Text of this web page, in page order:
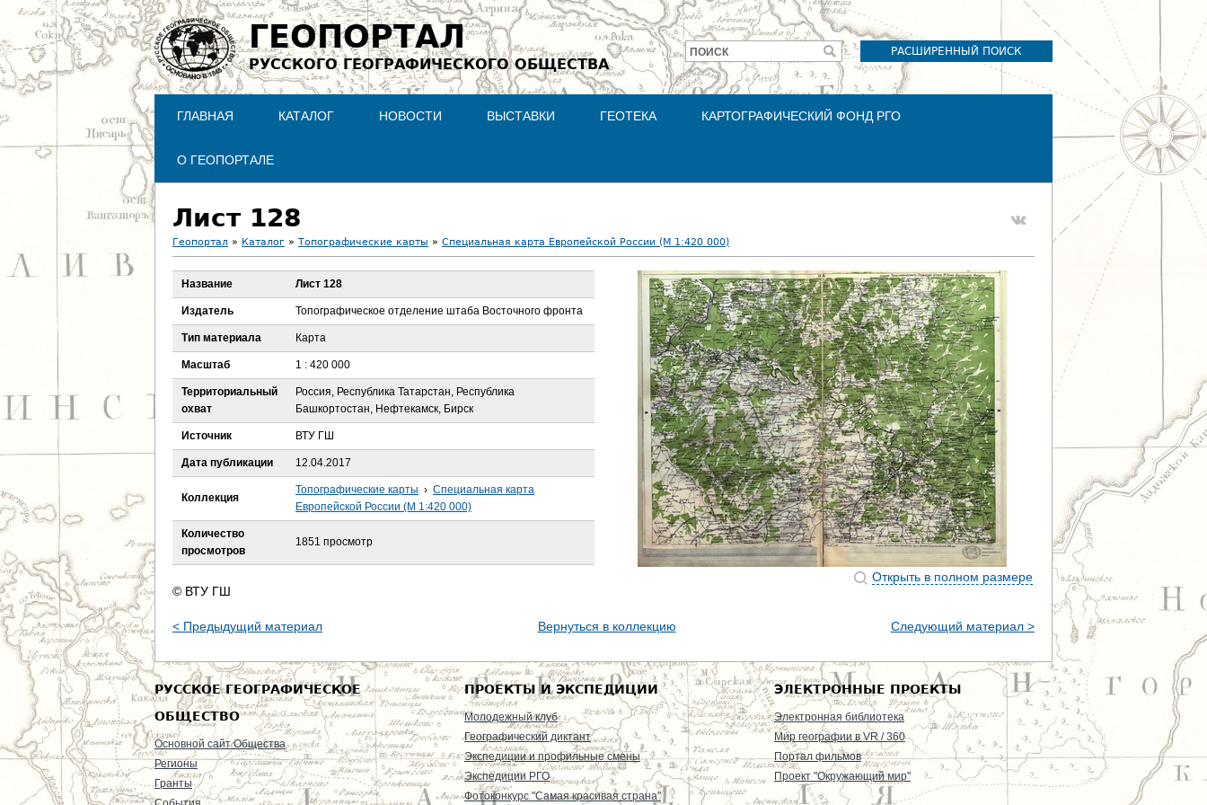
Jump to navigation
ГЕОПОРТАЛ
РУССКОГО ГЕОГРАФИЧЕСКОГО ОБЩЕСТВА
РАСШИРЕННЫЙ ПОИСК
Форма
поиска
ПОИСК
ГЛАВНАЯ КАТАЛОГ НОВОСТИ ВЫСТАВКИ ГЕОТЕКА КАРТОГРАФИЧЕСКИЙ ФОНД РГО
О ГЕОПОРТАЛЕ
Лист 128
В
ы
д
е
с
ь
Геопортал » Каталог » Топографические карты » Специальная карта Европейской России (М 1:420 000)
Открыть в полном размере
Название Лист 128
Издатель Топографическое отделение штаба Восточного фронта
Тип материала Карта
Масштаб 1 : 420 000
Территориальный
охват
Россия, Республика Татарстан, Республика
Башкортостан, Нефтекамск, Бирск
Источник ВТУ ГШ
Дата публикации 12.04.2017
Коллекция
Топографические карты › Специальная карта
Европейской России (М 1:420 000)
Количество
просмотров
1851 просмотр
© ВТУ ГШ
< Предыдущий материал Вернуться в коллекцию Следующий материал >
РУССКОЕ ГЕОГРАФИЧЕСКОЕ
ОБЩЕСТВО
Основной сайт Общества
Регионы
Гранты
ПРОЕКТЫ И ЭКСПЕДИЦИИ
Молодежный клуб
Географический диктант
Экспедиции и профильные смены
Экспедиции РГО
Фотоконкурс "Самая красивая страна"
ЭЛЕКТРОННЫЕ ПРОЕКТЫ
Электронная библиотека
Мир географии в VR / 360
Портал фильмов
Проект "Окружающий мир"